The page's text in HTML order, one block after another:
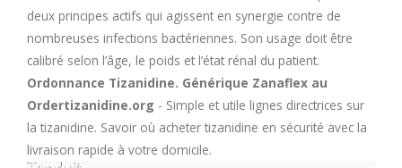
I
J
K
deux principes actifs qui agissent en synergie contre de
nombreuses infections bactériennes. Son usage doit être
calibré selon l’âge, le poids et l’état rénal du patient.
Ordonnance Tizanidine. Générique Zanaflex au
Ordertizanidine.org - Simple et utile lignes directrices sur
la tizanidine. Savoir où acheter tizanidine en sécurité avec la
livraison rapide à votre domicile.